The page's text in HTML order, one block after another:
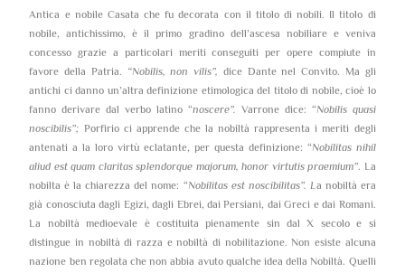
Antica e nobile Casata che fu decorata con il titolo di nobili. Il titolo di
nobile, antichissimo, è il primo gradino dell’ascesa nobiliare e veniva
concesso grazie a particolari meriti conseguiti per opere compiute in
favore della Patria. “Nobilis, non vilis”, dice Dante nel Convito. Ma gli
antichi ci danno un’altra definizione etimologica del titolo di nobile, cioè lo
fanno derivare dal verbo latino “noscere”. Varrone dice: “Nobilis quasi
noscibilis”; Porfirio ci apprende che la nobiltà rappresenta i meriti degli
antenati a la loro virtù eclatante, per questa definizione: “Nobilitas nihil
aliud est quam claritas splendorque majorum, honor virtutis praemium”. La
nobilta è la chiarezza del nome: “Nobilitas est noscibilitas”. La nobiltà era
già conosciuta dagli Egizi, dagli Ebrei, dai Persiani, dai Greci e dai Romani.
La nobiltà medioevale è costituita pienamente sin dal X secolo e si
distingue in nobiltà di razza e nobiltà di nobilitazione. Non esiste alcuna
nazione ben regolata che non abbia avuto qualche idea della Nobiltà. Quelli